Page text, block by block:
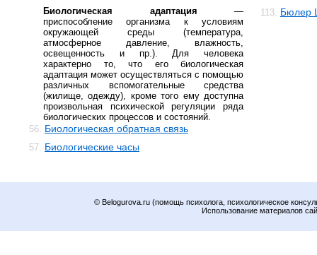
Биологическая адаптация —
приспособление организма к условиям
окружающей среды (температура,
атмосферное давление, влажность,
освещенность и пр.). Для человека
характерно то, что его биологическая
адаптация может осуществляться с помощью
различных вспомогательные средства
(жилище, одежду), кроме того ему доступна
произвольная психической регуляции ряда
биологических процессов и состояний.
56. Биологическая обратная связь
57. Биологические часы
113. Бюлер
© Belogurova.ru (помощь психолога, психологическое
Использование материалов